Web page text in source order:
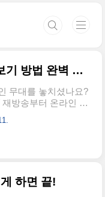
📺 현역가왕2 재방송 및 다시보기 방법 완벽 가이드
무대를 놓치셨나요?
방송부터 온라인 다
안내드립니다.
방송 일정 현역가왕2
널에서 진행됩니
오후 9시 50분토요
은 주마다 달라질 수
하면 끝!